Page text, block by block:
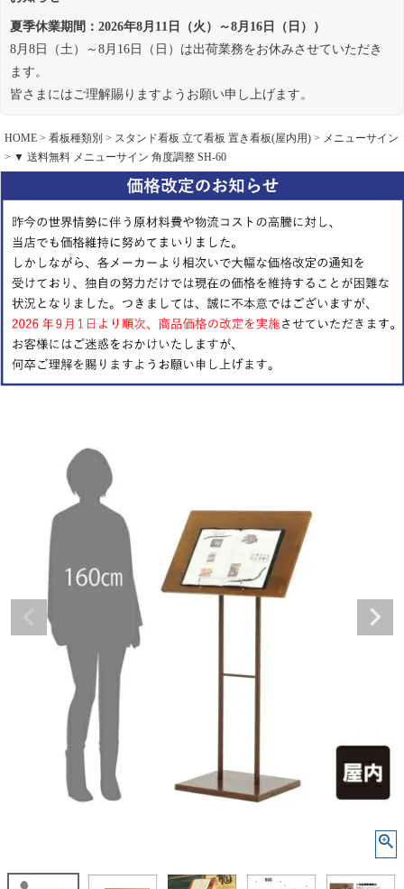
夏季休業期間：2026年8月11日（火）～8月16日（日））
8月8日（土）～8月16日（日）は出荷業務をお休みさせていただき
ます。
皆さまにはご理解賜りますようお願い申し上げます。
HOME 看板種類別 スタンド看板 立て看板 置き看板(屋内用)
メニューサイン
▼ 送料無料 メニューサイン 角度調整 SH-60